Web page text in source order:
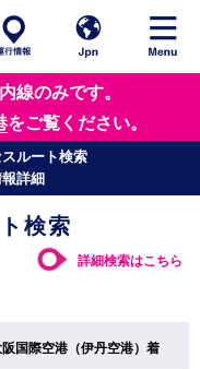
線のみです。
をご覧ください。
ルート検索
詳細
検索
詳細検索はこちら